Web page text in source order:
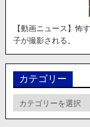
【動画ニュース】怖
子が撮影される。
カテゴリー
テ